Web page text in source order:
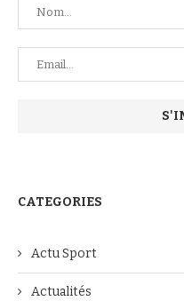
CATEGORIES
Actu Sport
Actualités